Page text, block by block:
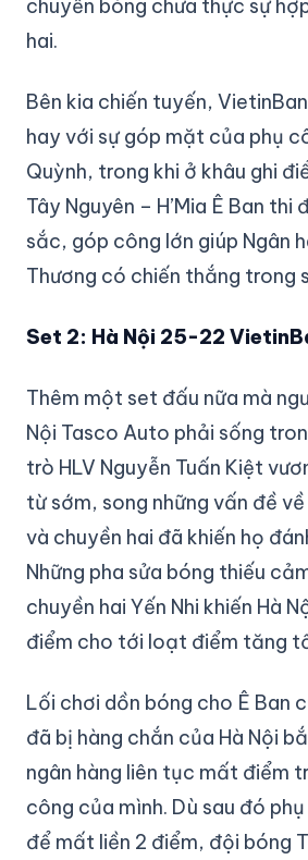
chuyền bóng chưa thực sự
hai.
Bên kia chiến tuyến,
hay với sự góp mặt của phụ
Quỳnh, trong khi ở khâu ghi
Tây Nguyên – H’Mia Ê Ban thi
sắc, góp công lớn giúp Ngân
Thương có chiến thắng trong
Set 2: Hà Nội 25-22
Thêm một set đấu nữa mà
Nội Tasco Auto phải sống
trò HLV Nguyễn Tuấn Kiệt
từ sớm, song những vấn đề
và chuyền hai đã khiến họ
Những pha sửa bóng thiếu
chuyền hai Yến Nhi khiến Hà
điểm cho tới loạt điểm tăng
Lối chơi dồn bóng cho Ê Ban
đã bị hàng chắn của Hà Nội
ngân hàng liên tục mất điểm
công của mình. Dù sau đó
để mất liền 2 điểm, đội bóng